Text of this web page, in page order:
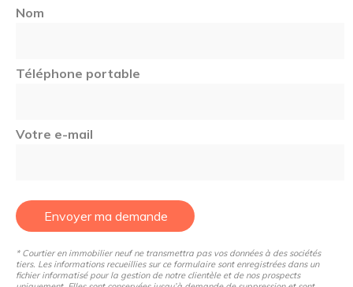
ou jeunes actifs
: Électrique Présence de l'ascenseur : Non Charges de
Nom
Téléphone portable
Votre e-mail
Envoyer ma demande
* Courtier en immobilier neuf ne transmettra pas vos données à des sociétés
tiers. Les informations recueillies sur ce formulaire sont enregistrées dans un
fichier informatisé pour la gestion de notre clientèle et de nos prospects